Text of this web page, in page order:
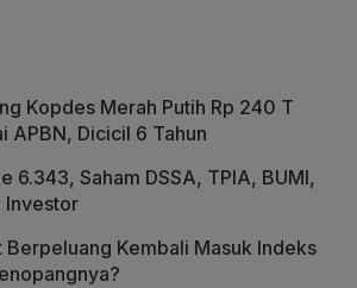
Kopdes Merah Putih Rp 240 T
APBN, Dicicil 6 Tahun
6.343, Saham DSSA, TPIA, BUMI,
Investor
Berpeluang Kembali Masuk Indeks